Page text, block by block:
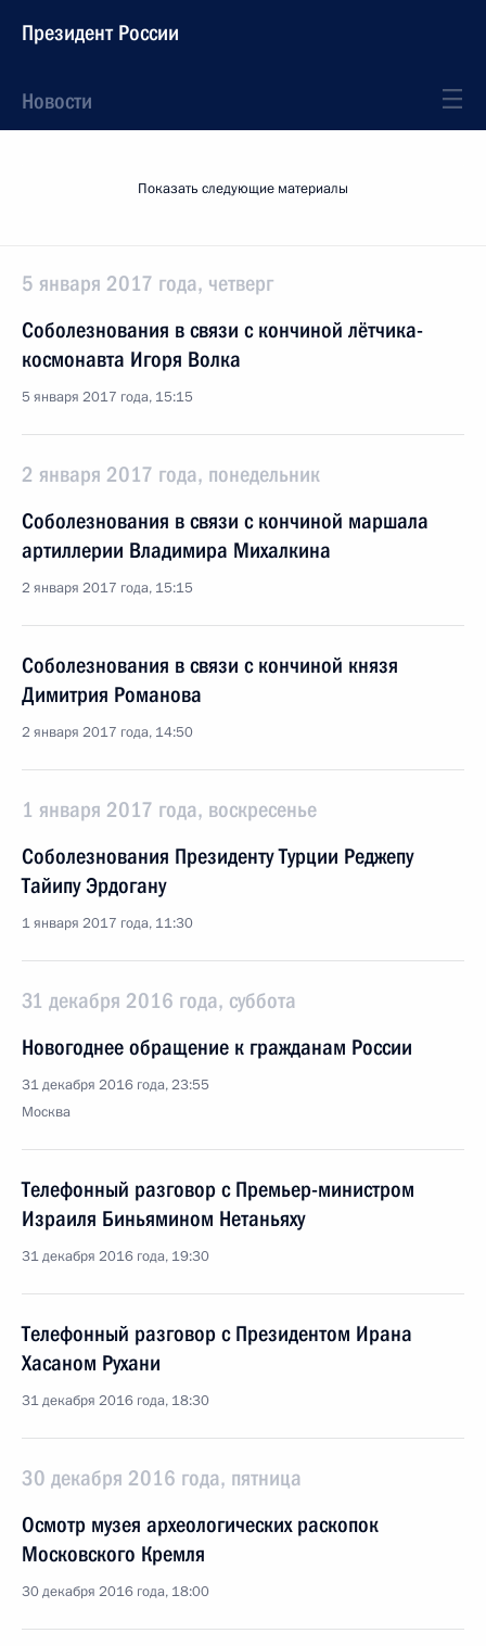
Президент России
Новости
Показать следующие материалы
5 января 2017 года, четверг
Соболезнования в связи с кончиной лётчика-
космонавта Игоря Волка
5 января 2017 года, 15:15
2 января 2017 года, понедельник
Соболезнования в связи с кончиной маршала
артиллерии Владимира Михалкина
2 января 2017 года, 15:15
Соболезнования в связи с кончиной князя
Димитрия Романова
2 января 2017 года, 14:50
1 января 2017 года, воскресенье
Соболезнования Президенту Турции Реджепу
Тайипу Эрдогану
1 января 2017 года, 11:30
31 декабря 2016 года, суббота
Новогоднее обращение к гражданам России
31 декабря 2016 года, 23:55
Москва
Телефонный разговор с Премьер-министром
Израиля Биньямином Нетаньяху
31 декабря 2016 года, 19:30
Телефонный разговор с Президентом Ирана
Хасаном Рухани
31 декабря 2016 года, 18:30
30 декабря 2016 года, пятница
Осмотр музея археологических раскопок
Московского Кремля
30 декабря 2016 года, 18:00